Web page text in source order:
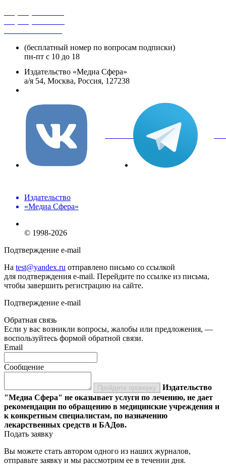
(бесплатный номер по вопросам подписки)
пн-пт с 10 до 18
Издательство «Медиа Сфера»
а/я 54, Москва, Россия, 127238
вКонтакте
Издательство
«Медиа Сфера»
© 1998-2026
Подтверждение e-mail
На test@yandex.ru отправлено письмо со ссылкой
для подтверждения e-mail. Перейдите по ссылке из письма,
чтобы завершить регистрацию на сайте.
Подтверждение e-mail
Обратная связь
Если у вас возникли вопросы, жалобы или предложения, —
воспользуйтесь формой обратной связи.
Email
Сообщение
Пройдите проверку
Издательство
"Медиа Сфера" не оказывает услуги по лечению, не дает
рекомендации по обращению в медицинские учреждения и
к конкретным специалистам, по назначению
лекарственных средств и БАДов.
Подать заявку
Вы можете стать автором одного из наших журналов,
отправьте заявку и мы рассмотрим ее в течении дня.